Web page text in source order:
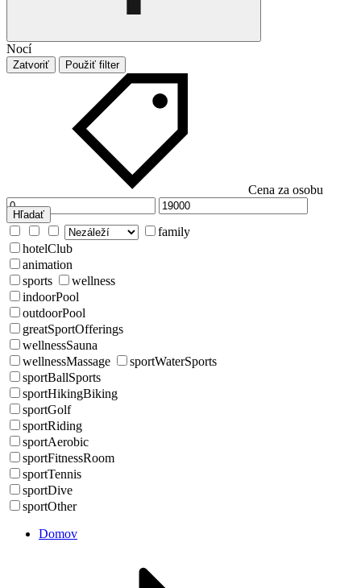
Nocí
Zatvoriť Použiť filter
Cena za osobu
Hľadať
family
hotelClub
animation
sports
wellness
indoorPool
outdoorPool
greatSportOfferings
wellnessSauna
wellnessMassage
sportWaterSports
sportBallSports
sportHikingBiking
sportGolf
sportRiding
sportAerobic
sportFitnessRoom
sportTennis
sportDive
sportOther
Domov